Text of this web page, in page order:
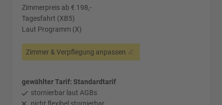
Zimmerpreis ab € 198,-
Tagesfahrt (XB5)
Laut Programm (X)
Zimmer & Verpflegung anpassen
gewählter Tarif: Standardtarif
stornierbar laut AGBs